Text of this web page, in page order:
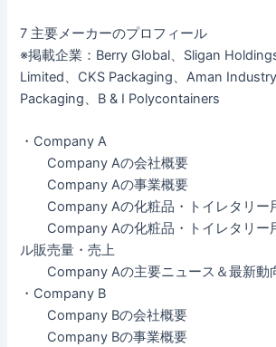
7 主要メーカーのプロフィール
※掲載企業：Berry Global、Sligan
Limited、CKS Packaging、Aman
Packaging、B & I Polycontainers
・Company A
Company Aの会社概要
Company Aの事業概要
Company Aの化粧品・トイレタリー
Company Aの化粧品・トイレタリー
ル販売量・売上
Company Aの主要ニュース＆最新動
・Company B
Company Bの会社概要
Company Bの事業概要